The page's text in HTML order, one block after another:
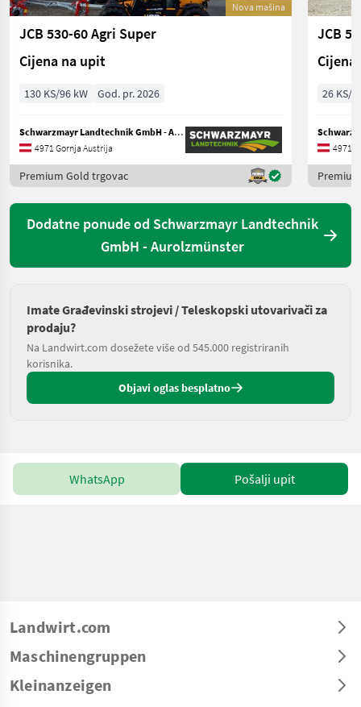
Nova mašina
JCB 530-60 Agri Super
Cijena na upit
130 KS/96 kW God. pr. 2026
Schwarzmayr Landtechnik GmbH - Aurolzmünster
4971 Gornja Austrija
Premium Gold trgovac
JCB
26 KS/
4971
Dodatne ponude od Schwarzmayr Landtechnik
GmbH - Aurolzmünster
Imate Građevinski strojevi / Teleskopski utovarivači za
prodaju?
Na Landwirt.com dosežete više od 545.000 registriranih
korisnika.
Objavi oglas besplatno
WhatsApp Pošalji upit
Landwirt.com
Maschinengruppen
Kleinanzeigen